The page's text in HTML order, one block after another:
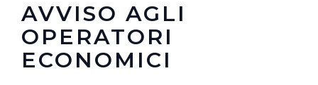
AVVISO AGLI
OPERATORI
ECONOMICI